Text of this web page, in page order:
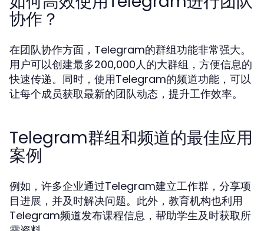
协作？
在团队协作方面，Telegram的群组功能非常强大。
用户可以创建最多200,000人的大群组，方便信息的
快速传递。同时，使用Telegram的频道功能，可以
让每个成员获取最新的团队动态，提升工作效率。
Telegram群组和频道的最佳应用
案例
例如，许多企业通过Telegram建立工作群，分享项
目进展，并及时解决问题。此外，教育机构也利用
Telegram频道发布课程信息，帮助学生及时获取所